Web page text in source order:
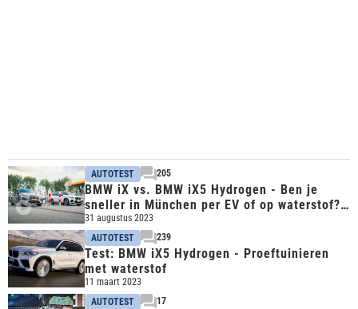
AUTOTEST 205
BMW iX vs. BMW iX5 Hydrogen - Ben je
sneller in München per EV of op waterstof? -
Reportage
31 augustus 2023
AUTOTEST
239
Test: BMW iX5 Hydrogen - Proeftuinieren
met waterstof
11 maart 2023
AUTOTEST
17